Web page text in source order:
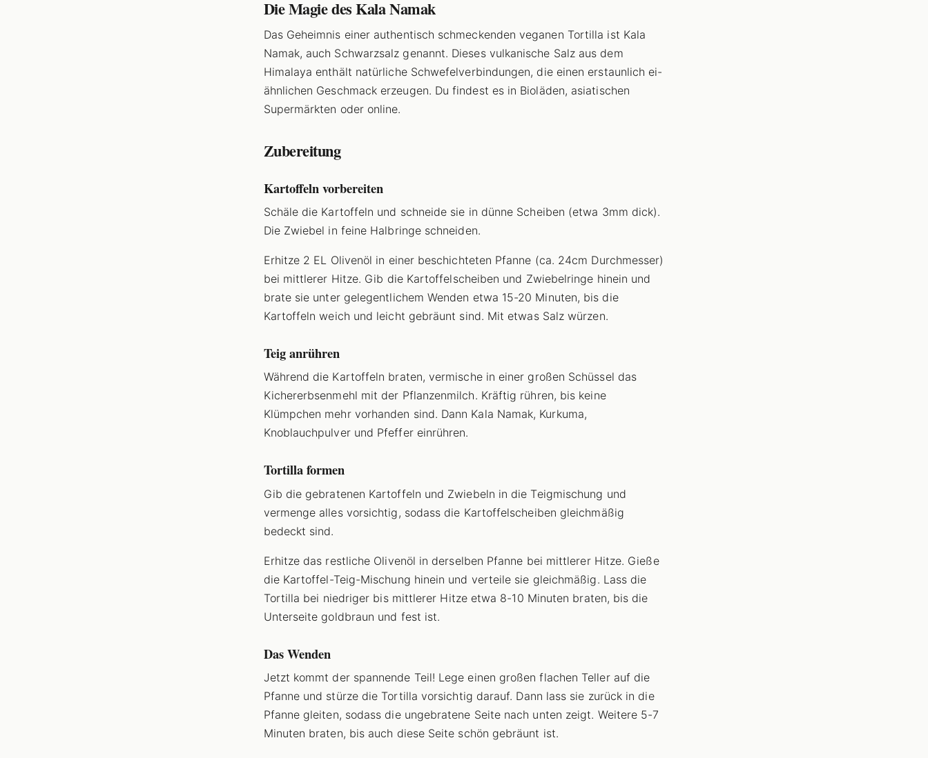
Die Magie des Kala Namak
Das Geheimnis einer authentisch schmeckenden veganen Tortilla ist Kala
Namak, auch Schwarzsalz genannt. Dieses vulkanische Salz aus dem
Himalaya enthält natürliche Schwefelverbindungen, die einen erstaunlich ei-
ähnlichen Geschmack erzeugen. Du findest es in Bioläden, asiatischen
Supermärkten oder online.
Zubereitung
Kartoffeln vorbereiten
Schäle die Kartoffeln und schneide sie in dünne Scheiben (etwa 3mm dick).
Die Zwiebel in feine Halbringe schneiden.
Erhitze 2 EL Olivenöl in einer beschichteten Pfanne (ca. 24cm Durchmesser)
bei mittlerer Hitze. Gib die Kartoffelscheiben und Zwiebelringe hinein und
brate sie unter gelegentlichem Wenden etwa 15-20 Minuten, bis die
Kartoffeln weich und leicht gebräunt sind. Mit etwas Salz würzen.
Teig anrühren
Während die Kartoffeln braten, vermische in einer großen Schüssel das
Kichererbsenmehl mit der Pflanzenmilch. Kräftig rühren, bis keine
Klümpchen mehr vorhanden sind. Dann Kala Namak, Kurkuma,
Knoblauchpulver und Pfeffer einrühren.
Tortilla formen
Gib die gebratenen Kartoffeln und Zwiebeln in die Teigmischung und
vermenge alles vorsichtig, sodass die Kartoffelscheiben gleichmäßig
bedeckt sind.
Erhitze das restliche Olivenöl in derselben Pfanne bei mittlerer Hitze. Gieße
die Kartoffel-Teig-Mischung hinein und verteile sie gleichmäßig. Lass die
Tortilla bei niedriger bis mittlerer Hitze etwa 8-10 Minuten braten, bis die
Unterseite goldbraun und fest ist.
Das Wenden
Jetzt kommt der spannende Teil! Lege einen großen flachen Teller auf die
Pfanne und stürze die Tortilla vorsichtig darauf. Dann lass sie zurück in die
Pfanne gleiten, sodass die ungebratene Seite nach unten zeigt. Weitere 5-7
Minuten braten, bis auch diese Seite schön gebräunt ist.